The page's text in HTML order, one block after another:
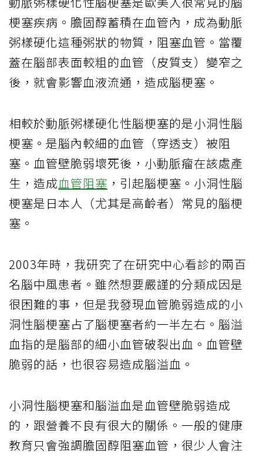
梗塞疾病。膽固醇蓄積在血管內，成為動脈
粥樣硬化這種粥狀的物質，阻塞血管。當覆
蓋在腦部表面較粗的血管（皮質支）變窄之
後，就會影響血液流通，造成腦梗塞。
相較於動脈粥樣硬化性腦梗塞的是小洞性腦
梗塞。是腦內較細的血管（穿透支）被阻
塞。血管壁脆弱壞死後，小動脈瘤在該處產
生，造成血管阻塞 ，引起腦梗塞。小洞性腦
梗塞是日本人（尤其是高齡者）常見的腦梗
塞。
2003年時，我研究了在研究中心看診的兩百
名腦中風患者。雖然想要嚴謹的分類成因是
很困難的事，但是我發現血管脆弱造成的小
洞性腦梗塞占了腦梗塞者約一半左右。腦溢
血指的是腦部的細小血管破裂出血。血管壁
脆弱的話，也很容易造成腦溢血。
小洞性腦梗塞和腦溢血是血管壁脆弱造成
的，跟營養不良有很大的關係。一般的健康
教育只會強調膽固醇阻塞血管，很少人會注